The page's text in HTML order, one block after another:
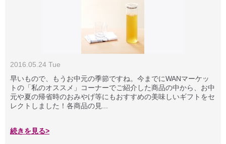
2016.05.24 Tue
早いもので、もうお中元の季節ですね。今までにWANマーケッ
トの「私のオススメ」コーナーでご紹介した商品の中から、お中
元や夏の帰省時のおみやげ等にもおすすめの美味しいギフトをセ
レクトしました！各商品の見...
続きを見る>